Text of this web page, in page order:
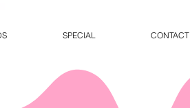
SPECIAL CONTACT